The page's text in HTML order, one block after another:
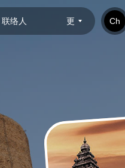
Ch
联络人 更